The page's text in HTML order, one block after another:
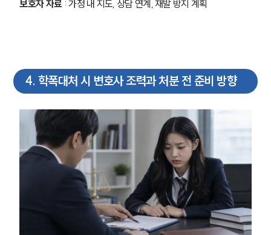
보호자 자료 : 가정 내 지도, 상담 연계, 재발 방지 계획
4. 학폭대처 시 변호사 조력과 처분 전 준비 방향